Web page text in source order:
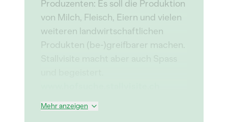
Produzenten: Es soll die Produktion
von Milch, Fleisch, Eiern und vielen
weiteren landwirtschaftlichen
Produkten (be-)greifbarer machen.
Mehr anzeigen